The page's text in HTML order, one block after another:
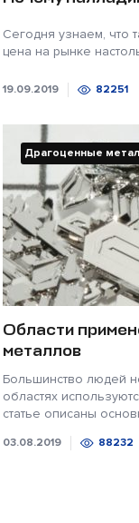
Сегодня узнаем, что
цена на рынке
19.09.2019 82251
Драгоценные
Области
металлов
Большинство людей
областях
статье описаны
03.08.2019 88232